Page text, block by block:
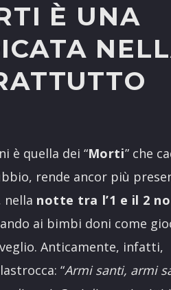
È UNA
è quella dei “Morti” che
rende ancor più
nella notte tra l’1 e il 2
ai bimbi doni come
Anticamente,
“Armi santi, armi